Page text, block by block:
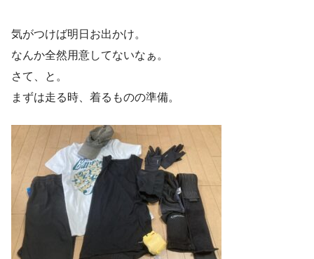
気がつけば明日お出かけ。
なんか全然用意してないなぁ。
さて、と。
まずは走る時、着るものの準備。